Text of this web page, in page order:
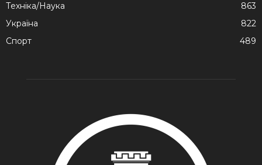
Техніка/Наука
863
Україна
822
Спорт
489